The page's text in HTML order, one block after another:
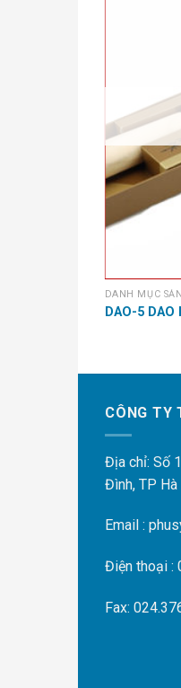
DANH MỤC
DAO-5 DAO
CÔNG TY
Địa chỉ: Số
Đình, TP
Email :
Điện thoại :
Fax: